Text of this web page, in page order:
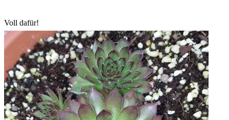
Voll dafür!